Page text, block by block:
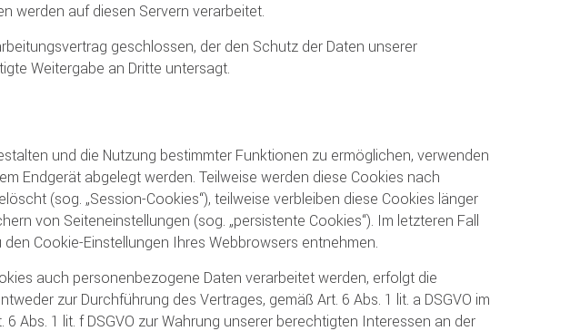
werden auf diesen Servern verarbeitet.
geschlossen, der den Schutz der Daten unserer
Weitergabe an Dritte untersagt.
und die Nutzung bestimmter Funktionen zu ermöglichen, verwenden
Endgerät abgelegt werden. Teilweise werden diese Cookies nach
(sog. „Session-Cookies“), teilweise verbleiben diese Cookies länger
von Seiteneinstellungen (sog. „persistente Cookies“). Im letzteren Fall
Cookie-Einstellungen Ihres Webbrowsers entnehmen.
auch personenbezogene Daten verarbeitet werden, erfolgt die
zur Durchführung des Vertrages, gemäß Art. 6 Abs. 1 lit. a DSGVO im
Abs. 1 lit. f DSGVO zur Wahrung unserer berechtigten Interessen an der